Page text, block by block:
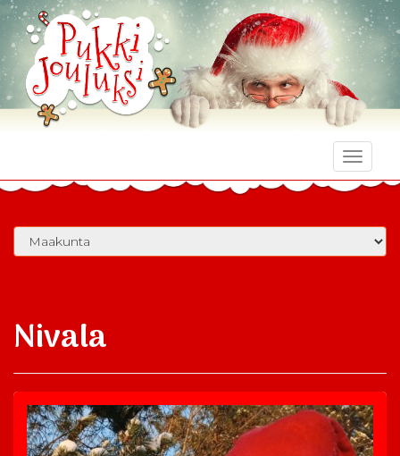
Toggle
Nivala